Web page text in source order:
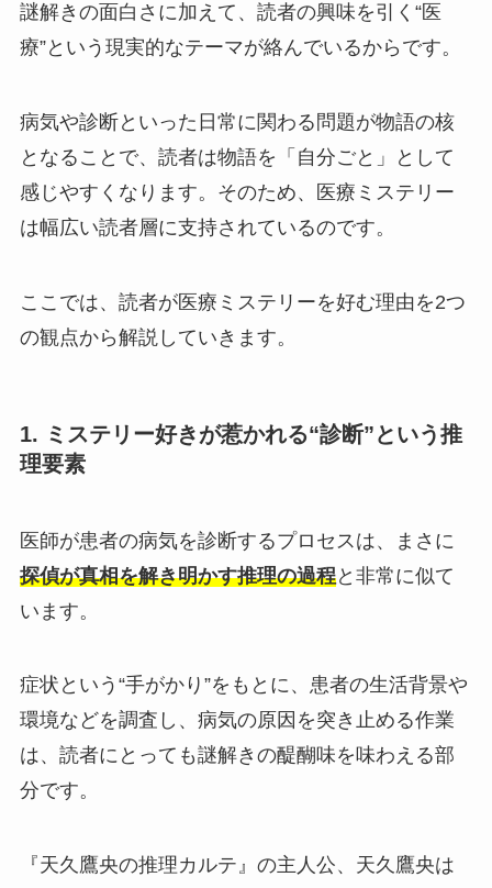
謎解きの面白さに加えて、読者の興味を引く“医
療”という現実的なテーマが絡んでいるからです。
病気や診断といった日常に関わる問題が物語の核
となることで、読者は物語を「自分ごと」として
感じやすくなります。そのため、医療ミステリー
は幅広い読者層に支持されているのです。
ここでは、読者が医療ミステリーを好む理由を2つ
の観点から解説していきます。
1. ミステリー好きが惹かれる“診断”という推
理要素
医師が患者の病気を診断するプロセスは、まさに
探偵が真相を解き明かす推理の過程と非常に似て
います。
症状という“手がかり”をもとに、患者の生活背景や
環境などを調査し、病気の原因を突き止める作業
は、読者にとっても謎解きの醍醐味を味わえる部
分です。
『天久鷹央の推理カルテ』の主人公、天久鷹央は